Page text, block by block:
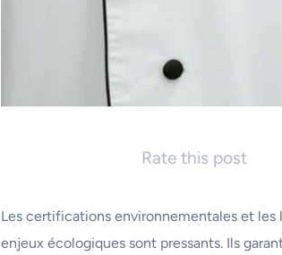
Rate this post
Les certifications environnementales et les
enjeux écologiques sont pressants. Ils